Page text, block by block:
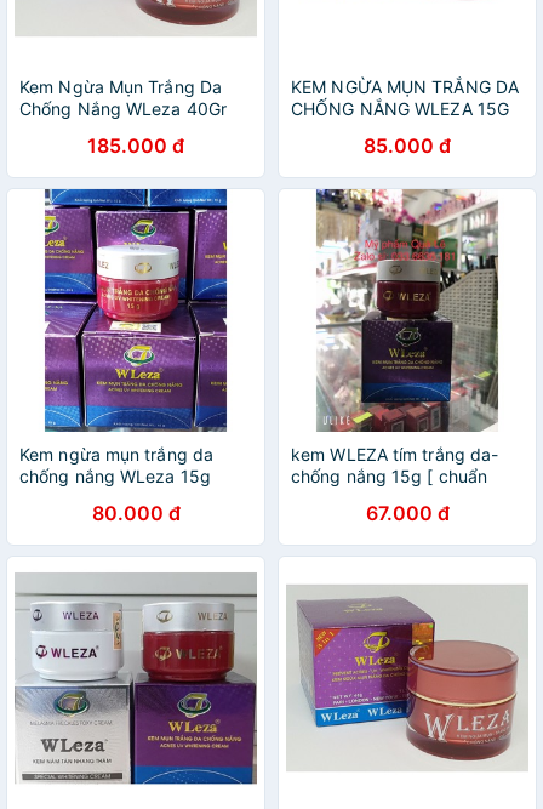
Kem Ngừa Mụn Trắng Da
Chống Nắng WLeza 40Gr
185.000 đ
KEM NGỪA MỤN TRẮNG DA
CHỐNG NẮNG WLEZA 15G
85.000 đ
Kem ngừa mụn trắng da
chống nắng WLeza 15g
80.000 đ
kem WLEZA tím trắng da-
chống nắng 15g [ chuẩn
67.000 đ